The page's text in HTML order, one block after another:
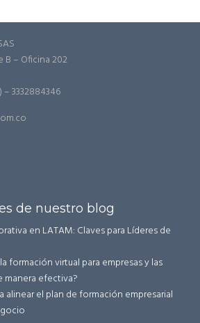
B – Oficina 202
– 3332884346
de nuestro blog
en LATAM: Claves para Líderes de
formación virtual para empresas y las
manera efectiva?
alinear el plan de formación empresarial